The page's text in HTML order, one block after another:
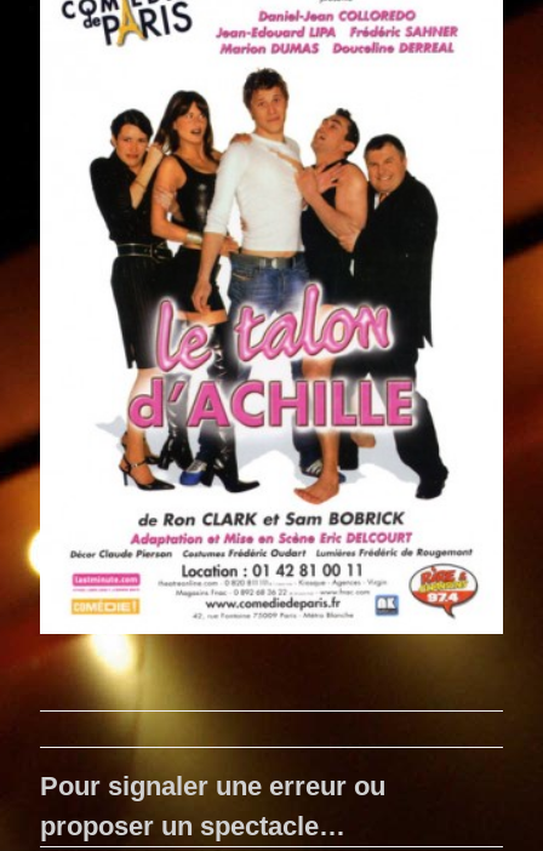
Pour signaler une erreur ou
proposer un spectacle…